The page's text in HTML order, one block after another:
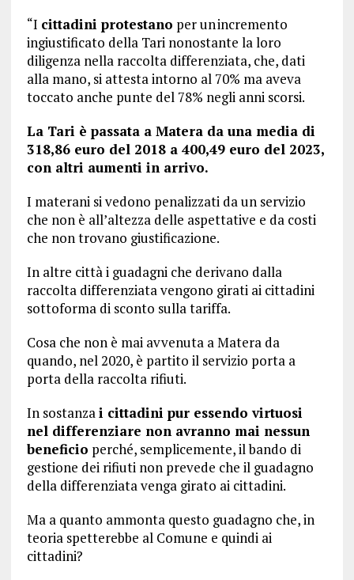
“I cittadini protestano per un incremento
ingiustificato della Tari nonostante la loro
diligenza nella raccolta differenziata, che, dati
alla mano, si attesta intorno al 70% ma aveva
toccato anche punte del 78% negli anni scorsi.
La Tari è passata a Matera da una media di
318,86 euro del 2018 a 400,49 euro del 2023,
con altri aumenti in arrivo.
I materani si vedono penalizzati da un servizio
che non è all’altezza delle aspettative e da costi
che non trovano giustificazione.
In altre città i guadagni che derivano dalla
raccolta differenziata vengono girati ai cittadini
sottoforma di sconto sulla tariffa.
Cosa che non è mai avvenuta a Matera da
quando, nel 2020, è partito il servizio porta a
porta della raccolta rifiuti.
In sostanzai cittadini pur essendo virtuosi
nel differenziare non avranno mai nessun
beneficio perché, semplicemente, il bando di
gestione dei rifiuti non prevede che il guadagno
della differenziata venga girato ai cittadini.
Ma a quanto ammonta questo guadagno che, in
teoria spetterebbe al Comune e quindi ai
cittadini?